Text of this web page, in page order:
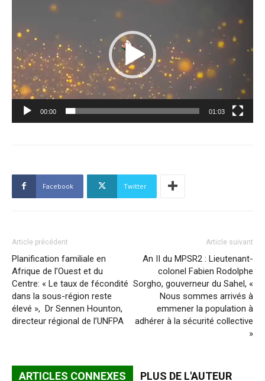
00:00 01:03
Facebook Twitter
Article précédent
Planification familiale en
Afrique de l’Ouest et du
Centre: « Le taux de fécondité
dans la sous-région reste
élevé », Dr Sennen Hounton,
directeur régional de l’UNFPA
Article suivant
An II du MPSR2 : Lieutenant-
colonel Fabien Rodolphe
Sorgho, gouverneur du Sahel, «
Nous sommes arrivés à
emmener la population à
adhérer à la sécurité collective
»
ARTICLES CONNEXES PLUS DE L'AUTEUR